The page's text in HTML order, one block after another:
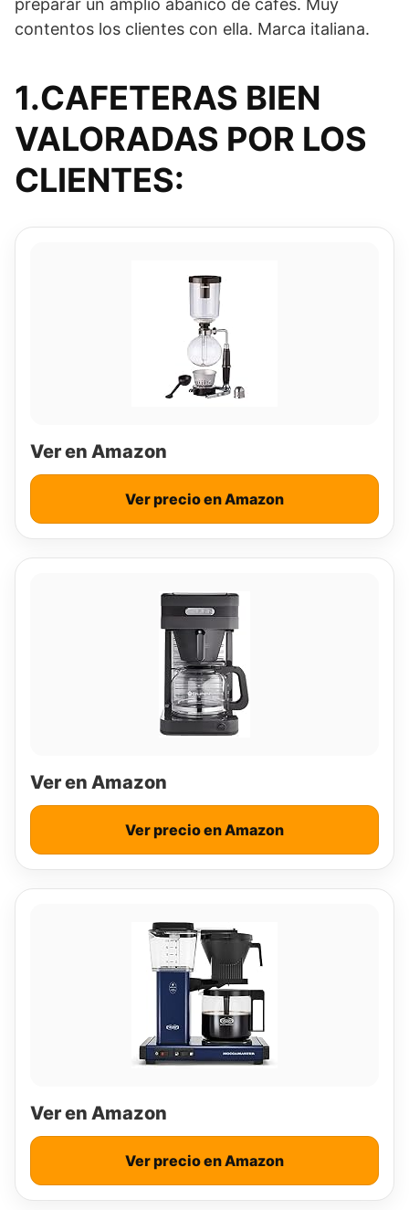
preparar un amplio abanico de cafés. Muy
contentos los clientes con ella. Marca italiana.
1.CAFETERAS BIEN
VALORADAS POR LOS
CLIENTES:
Ver en Amazon
Ver precio en Amazon
Ver en Amazon
Ver precio en Amazon
Ver en Amazon
Ver precio en Amazon